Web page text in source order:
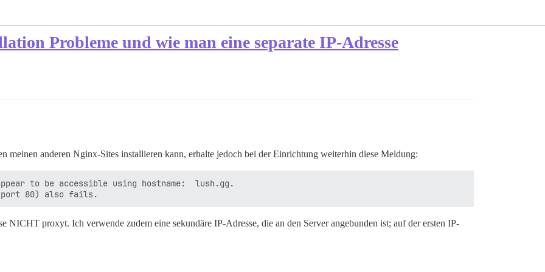
Probleme und wie man eine separate IP-Adresse
meinen anderen Nginx-Sites installieren kann, erhalte jedoch bei der Einrichtung weiterhin diese Meldung:
to be accessible using hostname:  lush.gg.
NICHT proxyt. Ich verwende zudem eine sekundäre IP-Adresse, die an den Server angebunden ist; auf der ersten IP-